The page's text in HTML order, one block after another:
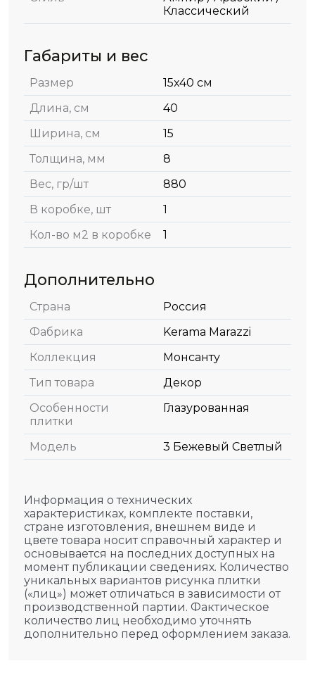
Классический
Габариты и вес
Размер
15x40 см
Длина, см
40
Ширина, см
15
Толщина, мм
8
Вес, гр/шт
880
В коробке, шт
1
Кол-во м2 в коробке
1
Дополнительно
Страна
Россия
Фабрика
Kerama Marazzi
Коллекция
Монсанту
Тип товара
Декор
Особенности
плитки
Глазурованная
Модель 3 Бежевый Светлый
Информация о технических
характеристиках, комплекте поставки,
стране изготовления, внешнем виде и
цвете товара носит справочный характер и
основывается на последних доступных на
момент публикации сведениях. Количество
уникальных вариантов рисунка плитки
(«лиц») может отличаться в зависимости от
производственной партии. Фактическое
количество лиц необходимо уточнять
дополнительно перед оформлением заказа.